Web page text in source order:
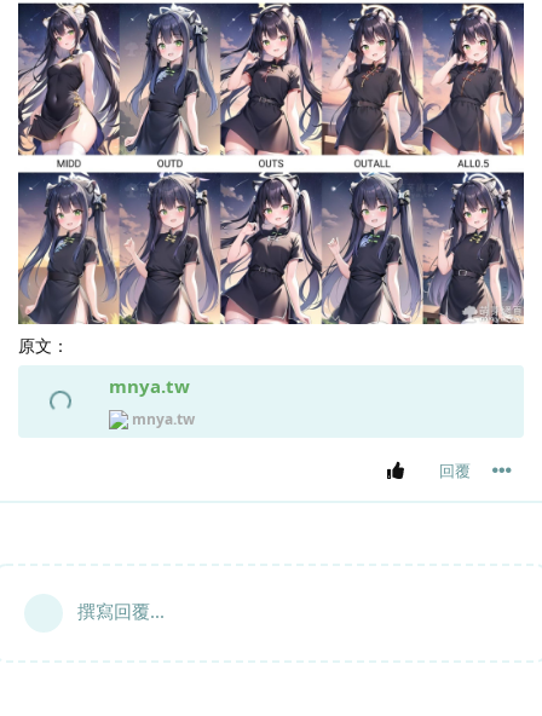
原文：
mnya.tw
mnya.tw
回覆
撰寫回覆...